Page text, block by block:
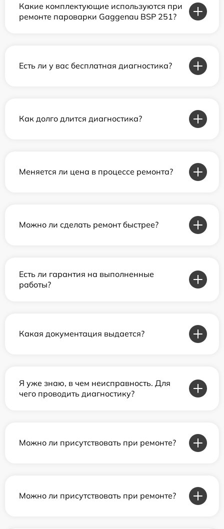
Какие комплектующие используются при
ремонте пароварки Gaggenau BSP 251?
Есть ли у вас бесплатная диагностика?
Как долго длится диагностика?
Меняется ли цена в процессе ремонта?
Можно ли сделать ремонт быстрее?
Есть ли гарантия на выполненные
работы?
Какая документация выдается?
Я уже знаю, в чем неисправность. Для
чего проводить диагностику?
Можно ли присутствовать при ремонте?
Можно ли присутствовать при ремонте?